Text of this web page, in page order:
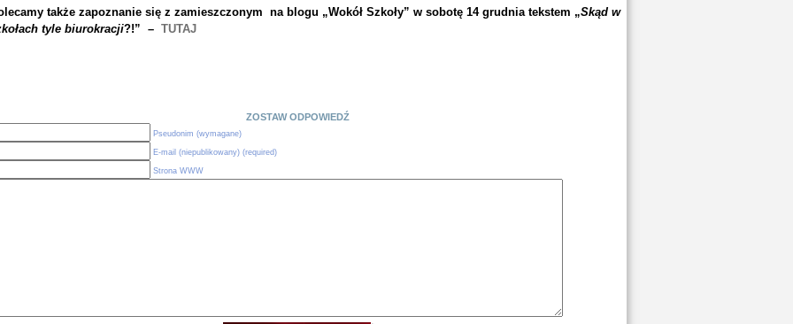
także zapoznanie się z zamieszczonym na blogu „Wokół Szkoły” w sobotę 14 grudnia tekstem „Skąd w
tyle biurokracji?!” – TUTAJ
ZOSTAW ODPOWIEDŹ
Pseudonim (wymagane)
E-mail (niepublikowany) (required)
Strona WWW